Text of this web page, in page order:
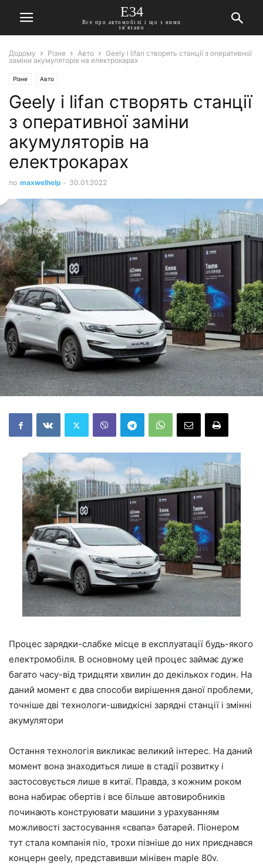
E34
Все про автомобілі і що з ними
зв'язано
Додому Різне Авто
Geely і lifan створять станції з оперативної
заміни акумуляторів на електрокарах
Різне Авто
Geely і lifan створять станції
з оперативної заміни
акумуляторів на
електрокарах
по maxwelhelp - 30.01.2022
Процес зарядки-слабке місце в експлуатації будь-якого
електромобіля. В основному цей процес займає дуже
багато часу-від тридцяти хвилин до декількох годин. На
даний момент є два способи вирішення даної проблеми,
точніше дві технологи-швидкісні зарядні станції і змінні
акумулятори
Остання технологія викликає великий інтерес. На даний
момент вона знаходиться лише в стадії розвитку і
застосовується лише в китаї. Правда, з кожним роком
вона набирає обертів і все більше автовиробників
починають конструювати машини з урахуванням
можливості застосування «свапа» батарей. Піонером
тут стала компанія nio, трохи пізніше до них приєднався
концерн geely, представивши мінівен maple 80v.